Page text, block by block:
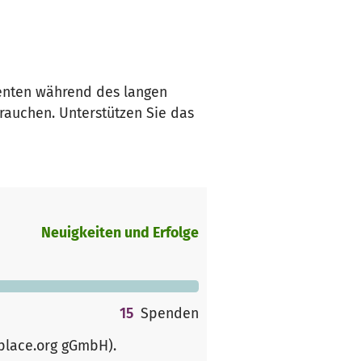
während des langen
Unterstützen Sie das
Neuigkeiten und Erfolge
15 Spenden
gGmbH).